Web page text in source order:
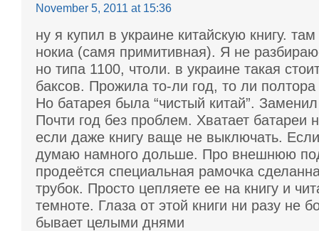
November 5, 2011 at 15:36
ну я купил в украине китайскую книгу.
нокиа (самя примитивная). Я не
но типа 1100, чтоли. в украине такая
баксов. Прожила то-ли год, то ли
Но батарея была “чистый китай”.
Почти год без проблем. Хватает батареи
если даже книгу ваще не выключать.
думаю намного дольше. Про внешнюю
продеётся специальная рамочка
трубок. Просто цепляете ее на книгу и
темноте. Глаза от этой книги ни разу не
бывает целыми днями